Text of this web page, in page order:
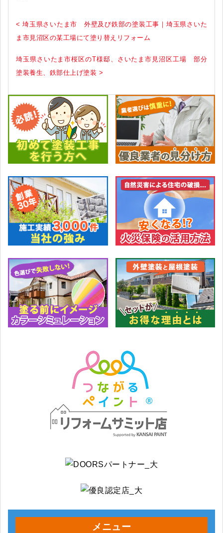
< 埼玉県さいたま市 外壁及び鉄部の塗装工事｜埼玉県さいた
ま市見沼区の某工場にて塗り替えリフォーム
埼玉県さいたま市桜区のT様邸、さいたま市見沼区工場 部分
塗装養生、鉄部仕上げ塗装 >
メニュー